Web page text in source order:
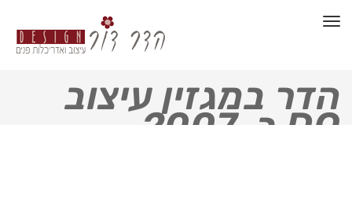
תפריט
הדר במגזין עיצוב
DO ב-2007